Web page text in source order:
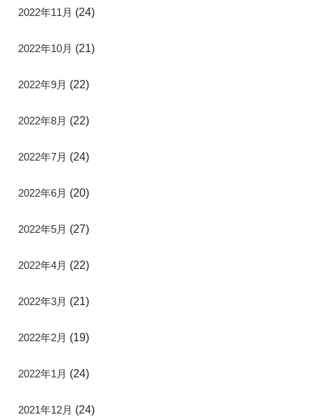
2022年11月 (24)
2022年10月 (21)
2022年9月 (22)
2022年8月 (22)
2022年7月 (24)
2022年6月 (20)
2022年5月 (27)
2022年4月 (22)
2022年3月 (21)
2022年2月 (19)
2022年1月 (24)
2021年12月 (24)